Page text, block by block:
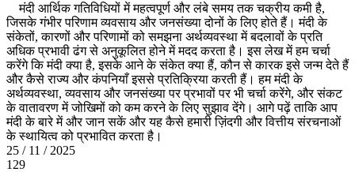
मंदी आर्थिक गतिविधियों में महत्वपूर्ण और लंबे समय तक चक्रीय कमी है,
जिसके गंभीर परिणाम व्यवसाय और जनसंख्या दोनों के लिए होते हैं। मंदी के
संकेतों, कारणों और परिणामों को समझना अर्थव्यवस्था में बदलावों के प्रति
अधिक प्रभावी ढंग से अनुकूलित होने में मदद करता है। इस लेख में हम चर्चा
करेंगे कि मंदी क्या है, इसके आने के संकेत क्या हैं, कौन से कारक इसे जन्म देते हैं
और कैसे राज्य और कंपनियाँ इससे प्रतिक्रिया करती हैं। हम मंदी के
अर्थव्यवस्था, व्यवसाय और जनसंख्या पर प्रभावों पर भी चर्चा करेंगे, और संकट
के वातावरण में जोखिमों को कम करने के लिए सुझाव देंगे। आगे पढ़ें ताकि आप
मंदी के बारे में और जान सकें और यह कैसे हमारी ज़िंदगी और वित्तीय संरचनाओं
के स्थायित्व को प्रभावित करता है।
25 / 11 / 2025
129